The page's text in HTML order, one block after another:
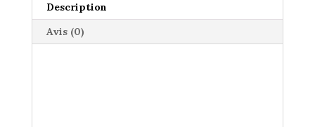
Description
Avis (0)